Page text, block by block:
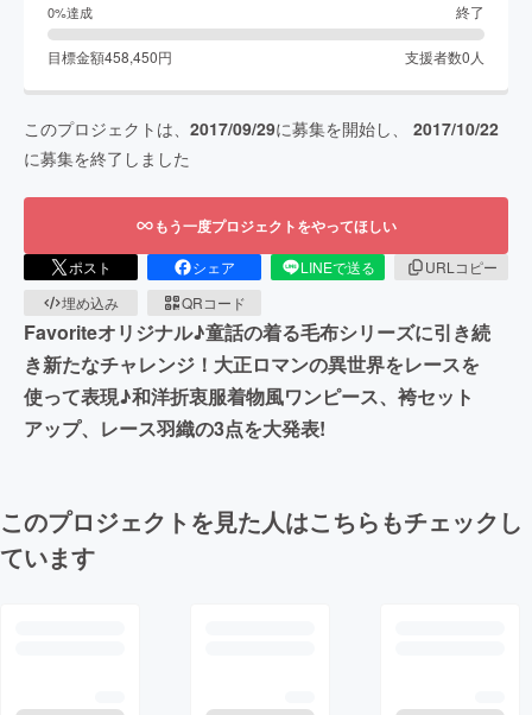
0%達成 終了
目標金額458,450円 支援者数0 人
このプロジェクトは、 2017/09/29に募集を開始し、 2017/10/22
に募集を終了しました
もう一度プロジェクトをやってほしい
ポスト シェア LINEで送る
URLコピー
埋め込み
QRコード
Favoriteオリジナル♪童話の着る毛布シリーズに引き続
き新たなチャレンジ！大正ロマンの異世界をレースを
使って表現♪和洋折衷服着物風ワンピース、袴セット
アップ、レース羽織の3点を大発表!
このプロジェクトを見た人はこちらもチェックし
ています